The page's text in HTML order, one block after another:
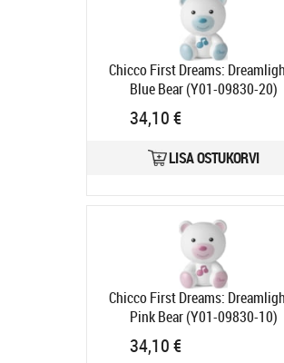
Chicco First Dreams:
Blue Bear (Y01-09830-20)
Tootekood:
Tarneaeg 6-9 tp
34,10 €
LISA OSTUKORVI
Chicco First Dreams:
Pink Bear (Y01-09830-10)
Tootekood:
Tarneaeg 6-9 tp
34,10 €